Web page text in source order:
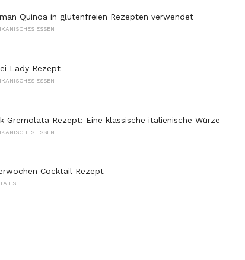
Quinoa in glutenfreien Rezepten verwendet
ESSEN
Lady Rezept
ESSEN
Gremolata Rezept: Eine klassische italienische Würze
ESSEN
Cocktail Rezept